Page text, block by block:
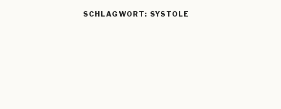
SCHLAGWORT: SYSTOLE